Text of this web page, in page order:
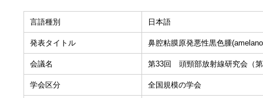
言語種別 日本語
発表タイトル 鼻腔粘膜原発悪性黒色腫
会議名 第33回 頭頸部放射線研究会（
学会区分 全国規模の学会